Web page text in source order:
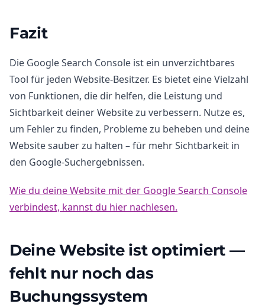
Fazit
Die Google Search Console ist ein unverzichtbares
Tool für jeden Website-Besitzer. Es bietet eine Vielzahl
von Funktionen, die dir helfen, die Leistung und
Sichtbarkeit deiner Website zu verbessern. Nutze es,
um Fehler zu finden, Probleme zu beheben und deine
Website sauber zu halten – für mehr Sichtbarkeit in
den Google-Suchergebnissen.
Wie du deine Website mit der Google Search Console
verbindest, kannst du hier nachlesen.
Deine Website ist optimiert —
fehlt nur noch das
Buchungssystem